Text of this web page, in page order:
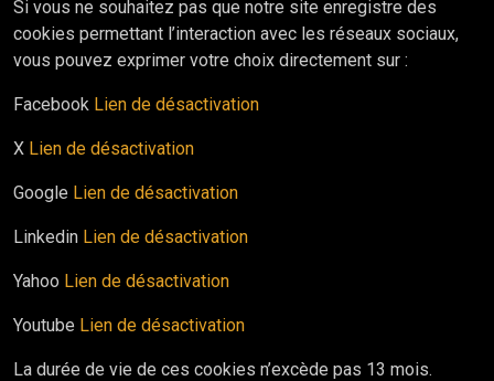
Si vous ne souhaitez pas que notre site enregistre des
cookies permettant l’interaction avec les réseaux sociaux,
vous pouvez exprimer votre choix directement sur :
Facebook Lien de désactivation
X Lien de désactivation
Google Lien de désactivation
Linkedin Lien de désactivation
Yahoo Lien de désactivation
Youtube Lien de désactivation
La durée de vie de ces cookies n’excède pas 13 mois.